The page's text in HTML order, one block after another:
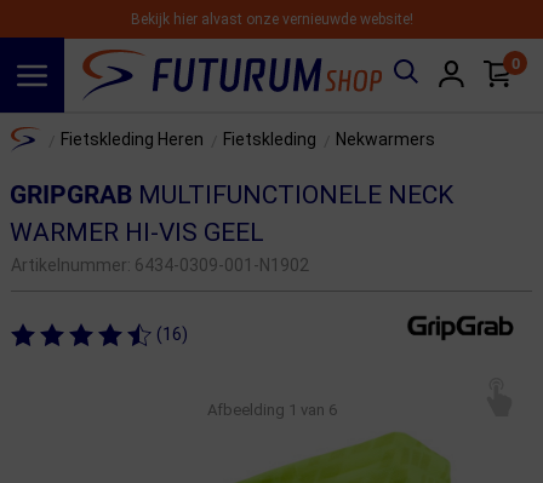
Bekijk hier alvast onze vernieuwde website!
0
Home Fietskleding Heren Fietskleding Nekwarmers
GRIPGRABMULTIFUNCTIONELE NECK
WARMER HI-VIS GEEL
Artikelnummer: 6434-0309-001-N1902
(16)
Afbeelding 1 van 6